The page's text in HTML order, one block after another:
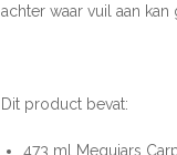
achter waar vuil aan kan
Dit product bevat:
473 ml Meguiars